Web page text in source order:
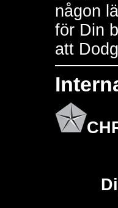
någon
för Din
att